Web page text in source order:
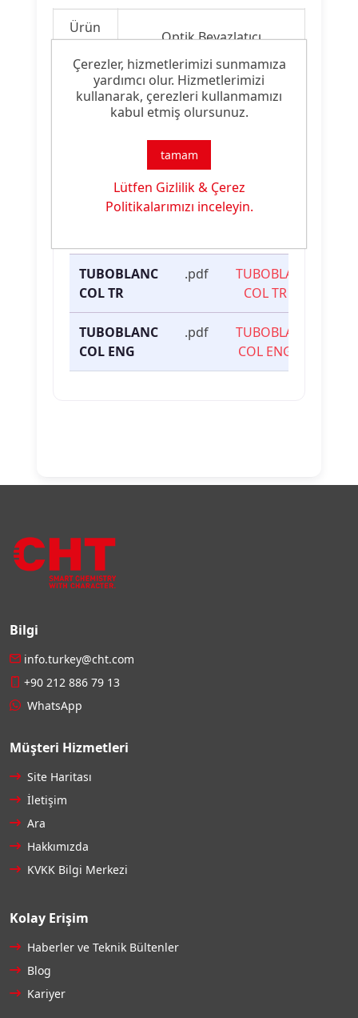
Ürün
Optik Beyazlatıcı
Ürün
Özelliği:
CO & PA & WO İçin Toz
Optik Beyazlatıcı
Ürün Dokümanları
Dosya
İndirme
TUBOBLANC
COL TR
.pdf
TUBOBLANC
COL TR
TUBOBLANC
COL ENG
.pdf
TUBOBLANC
COL ENG
Bilgi
info.turkey@cht.com
+90 212 886 79 13
WhatsApp
Müşteri Hizmetleri
Site Haritası
İletişim
Ara
Hakkımızda
KVKK Bilgi Merkezi
Kolay Erişim
Haberler ve Teknik Bültenler
Blog
Kariyer
Çerezler, hizmetlerimizi sunmamıza
yardımcı olur. Hizmetlerimizi
kullanarak, çerezleri kullanmamızı
kabul etmiş olursunuz.
tamam
Lütfen Gizlilik & Çerez
Politikalarımızı inceleyin.